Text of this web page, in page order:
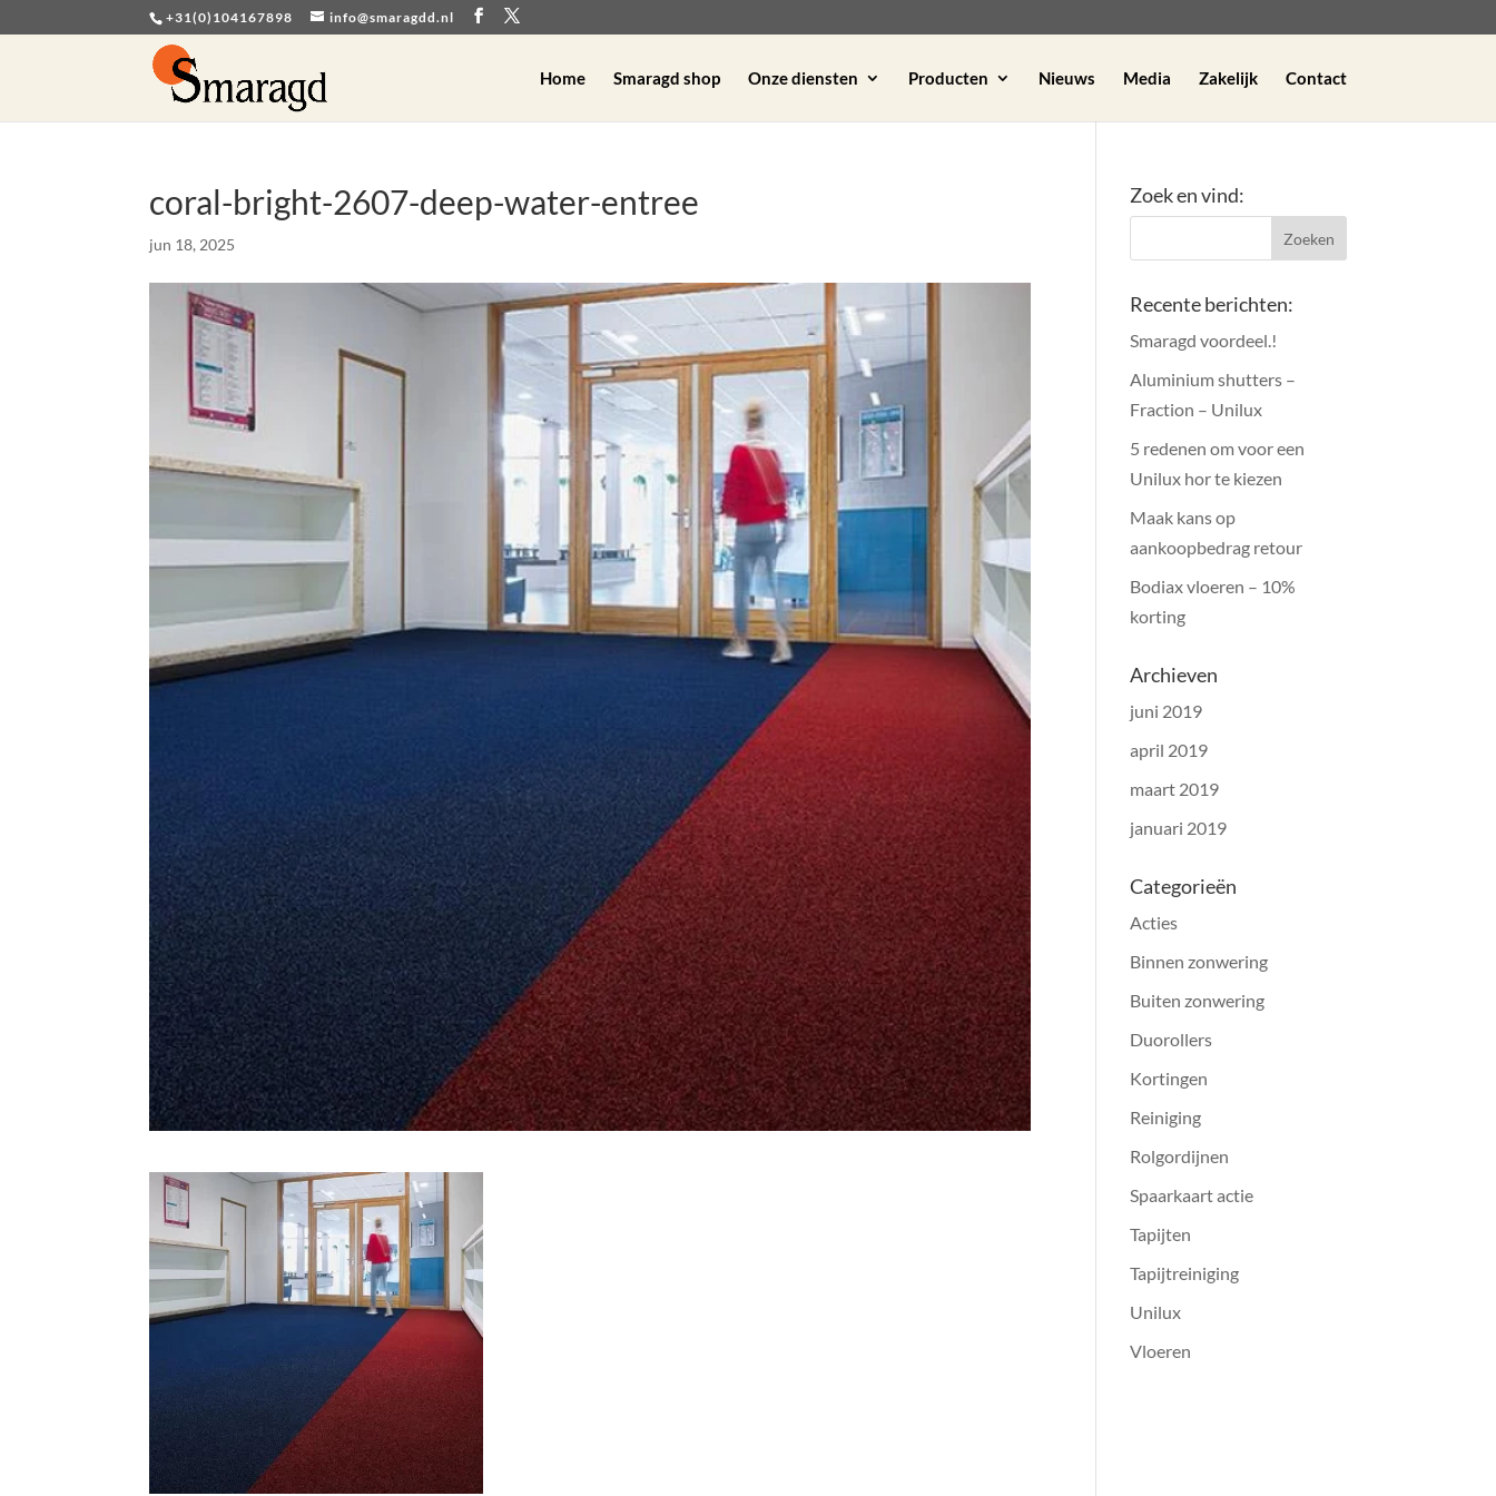
+31(0)104167898 info@smaragdd.nl
Home Smaragd shop Onze diensten Producten Nieuws Media Zakelijk Contact
coral-bright-2607-deep-water-entree
jun 18, 2025
Zoek en vind:
Recente berichten:
Smaragd voordeel.!
Aluminium shutters –
Fraction – Unilux
5 redenen om voor een
Unilux hor te kiezen
Maak kans op
aankoopbedrag retour
Bodiax vloeren – 10%
korting
Archieven
juni 2019
april 2019
maart 2019
januari 2019
Categorieën
Acties
Binnen zonwering
Buiten zonwering
Duorollers
Kortingen
Reiniging
Rolgordijnen
Spaarkaart actie
Tapijten
Tapijtreiniging
Unilux
Vloeren